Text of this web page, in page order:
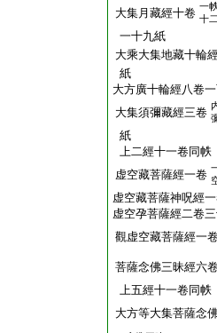
大集月藏經十卷 一
十
一十九紙
大乘大集地藏十輪
紙
大方廣十輪經八卷
大集須彌藏經三卷
紙
上二經十一卷同帙
虚空藏菩薩經一卷
虚空藏菩薩神呪經
虚空孕菩薩經二卷
觀虚空藏菩薩經一
菩薩念佛三昧經六
上五經十一卷同帙
大方等大集菩薩念